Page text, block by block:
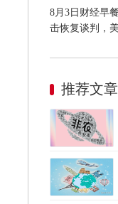
8月3日财经早
击恢复谈判，
推荐文章